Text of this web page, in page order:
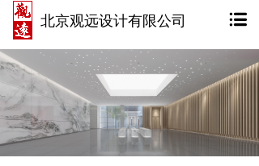
北京观远设计有限公司